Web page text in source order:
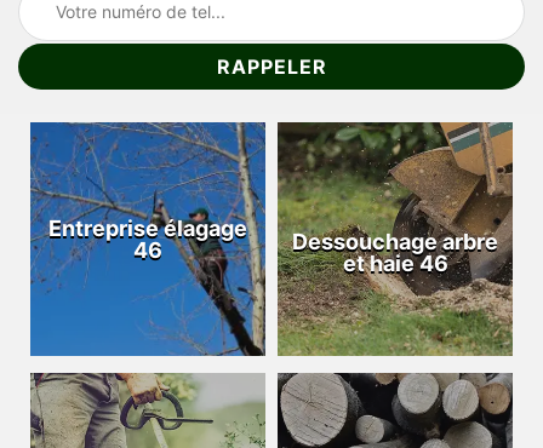
Entreprise élagage
46
Dessouchage arbre
et haie 46